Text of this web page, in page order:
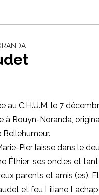
au C.H.U.M. le 7
à Rouyn-Noranda,
Pier laisse dans le
Éthier; ses oncles et
parents et amis (es).
et feu Liliane